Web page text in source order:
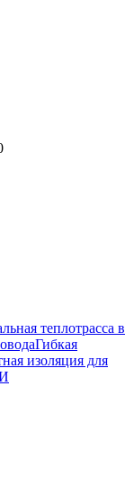
ш., д. 50
теплотрасса в
Гибкая
изоляция для